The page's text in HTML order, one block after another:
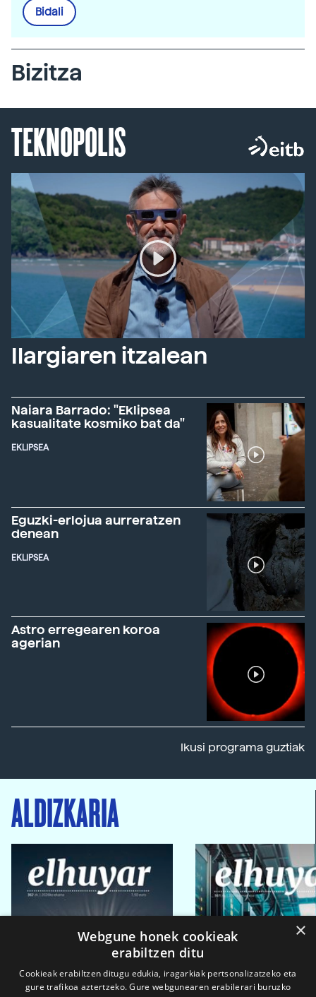
Bidali
Bizitza
TEKNOPOLIS
Ilargiaren itzalean
Naiara Barrado: "Eklipsea
kasualitate kosmiko bat da"
EKLIPSEA
Eguzki-erlojua aurreratzen
denean
EKLIPSEA
Astro erregearen koroa
agerian
Ikusi programa guztiak
ALDIZKARIA
×
Webgune honek cookieak
erabiltzen ditu
Cookieak erabiltzen ditugu edukia, iragarkiak pertsonalizatzeko eta
gure trafikoa aztertzeko. Gure webgunearen erabilerari buruzko